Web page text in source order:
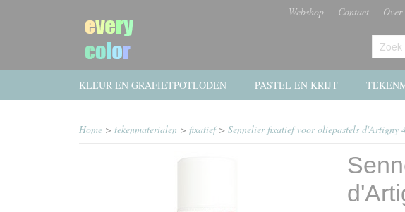
Webshop Contact
KLEUR EN GRAFIETPOTLODEN PASTEL EN KRIJT
Home > tekenmaterialen > fixatief> Sennelier fixatief voor oliepastels d'Artigny